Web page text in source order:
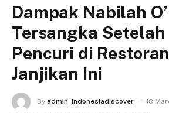
Dampak Nabilah
Tersangka
Pencuri di
Janjikan Ini
By admin_indonesiadiscover
18